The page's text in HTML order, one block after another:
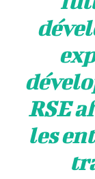
RSE
les